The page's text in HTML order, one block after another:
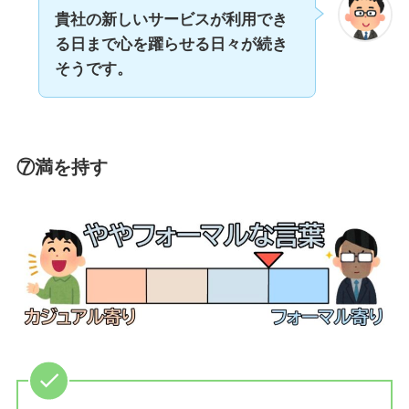
貴社の新しいサービスが利用でき
る日まで心を躍らせる日々が続き
そうです。
⑦満を持す